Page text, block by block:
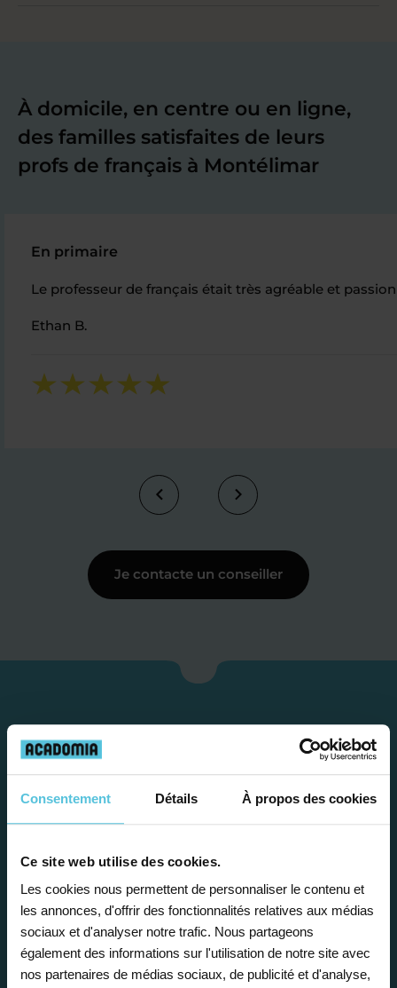
Consentement Détails À propos des cookies
Ce site web utilise des cookies.
Les cookies nous permettent de personnaliser le contenu et
les annonces, d'offrir des fonctionnalités relatives aux médias
sociaux et d'analyser notre trafic. Nous partageons
également des informations sur l'utilisation de notre site avec
nos partenaires de médias sociaux, de publicité et d'analyse,
À domicile, en centre ou en ligne,
des familles satisfaites de leurs
profs de français à Montélimar
En primaire
Le professeur de français était très agréable et
Ethan B.
Je contacte un conseiller
Étape 1
Je vous propose un
bilan personnalisé